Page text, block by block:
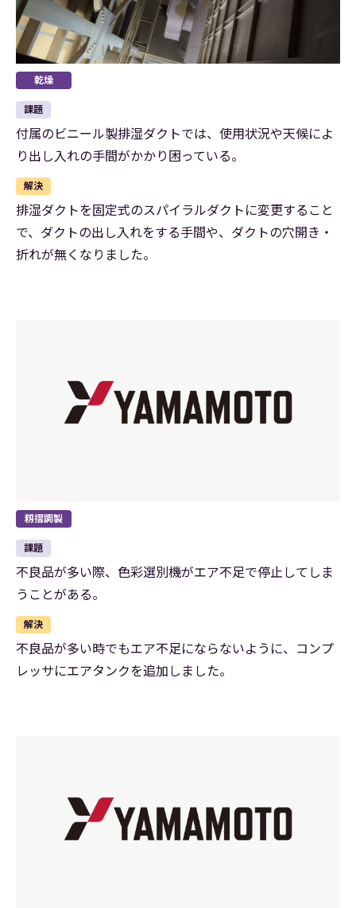
乾燥
課題
付属のビニール製排湿ダクトでは、使用状況や天候によ
り出し入れの手間がかかり困っている。
解決
排湿ダクトを固定式のスパイラルダクトに変更すること
で、ダクトの出し入れをする手間や、ダクトの穴開き・
折れが無くなりました。
籾摺調製
課題
不良品が多い際、色彩選別機がエア不足で停止してしま
うことがある。
解決
不良品が多い時でもエア不足にならないように、コンプ
レッサにエアタンクを追加しました。